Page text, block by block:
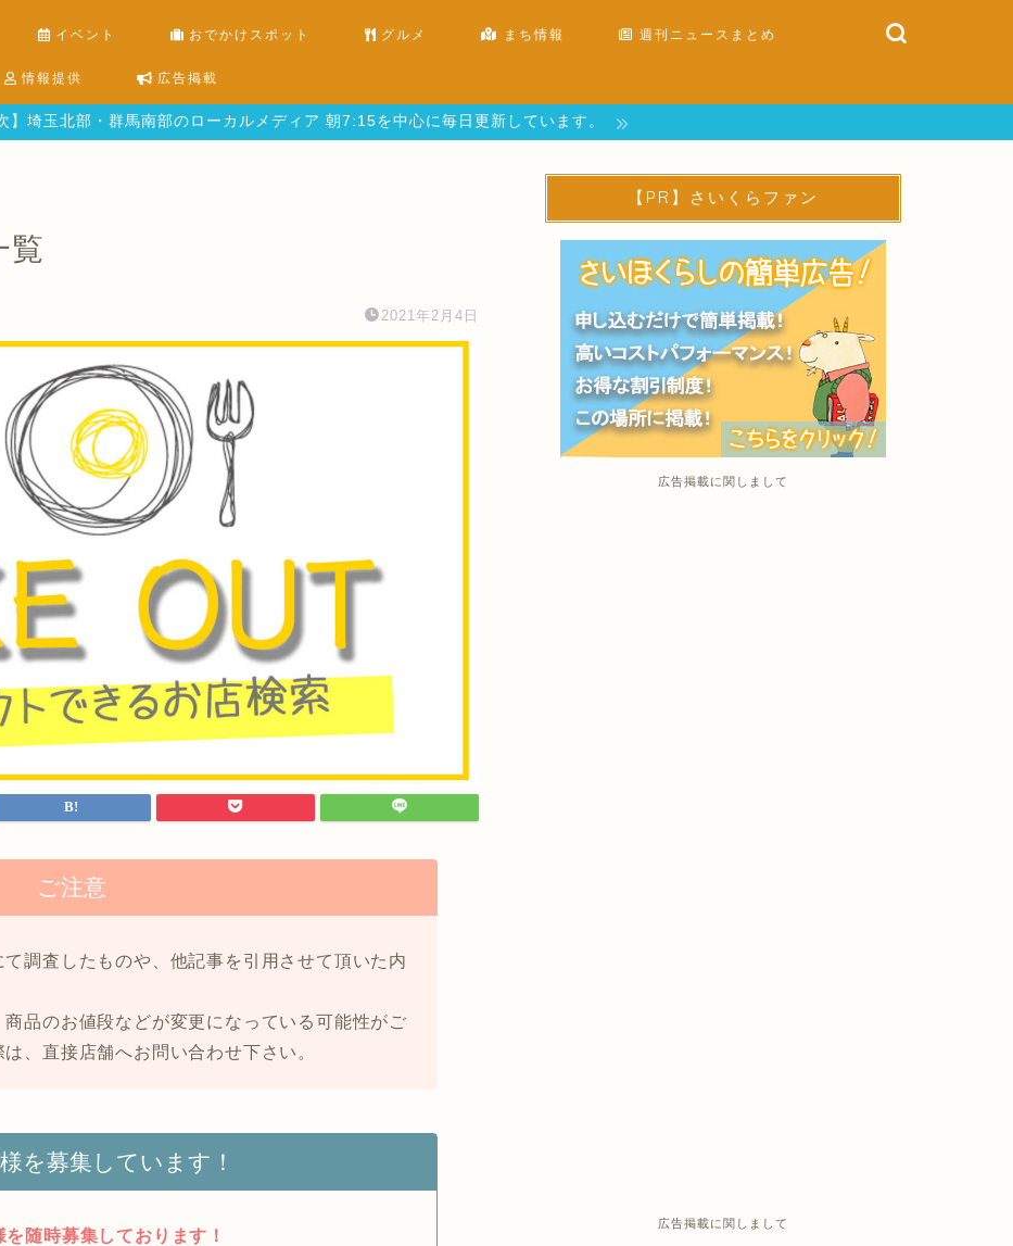
イベント おでかけスポット グルメ まち情報 週刊ニュースまとめ
情報提供 広告掲載
】埼玉北部・群馬南部のローカルメディア 朝7:15を中心に毎日更新しています。
覧
2021年2月4日
ご注意
調査したものや、他記事を引用させて頂いた内
品のお値段などが変更になっている可能性がご
、直接店舗へお問い合わせ下さい。
を募集しています！
随時募集しております！
【PR】さいくらファン
広告掲載に関しまして
広告掲載に関しまして